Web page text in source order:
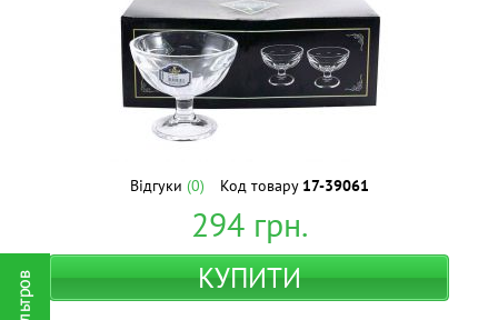
Відгуки (0) Код товару 17-39061
294грн.
КУПИТИ